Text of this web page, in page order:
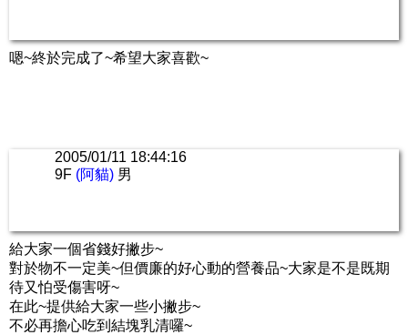
嗯~終於完成了~希望大家喜歡~
2005/01/11 18:44:16
9F (阿貓) 男
給大家一個省錢好撇步~
對於物不一定美~但價廉的好心動的營養品~大家是不是既期
待又怕受傷害呀~
在此~提供給大家一些小撇步~
不必再擔心吃到結塊乳清囉~